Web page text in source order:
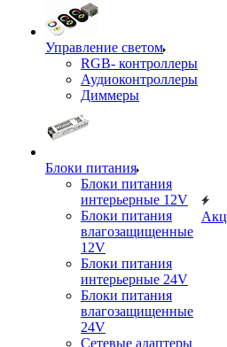
Управление светом
RGB- контроллеры
Аудиоконтроллеры
Диммеры
Блоки питания
Блоки питания
интерьерные 12V
Блоки питания
влагозащищенные
12V
Блоки питания
интерьерные 24V
Блоки питания
влагозащищенные
24V
Сетевые адаптеры